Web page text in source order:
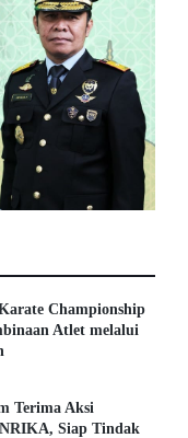
Championship
Atlet melalui
Terima Aksi
Siap Tindak